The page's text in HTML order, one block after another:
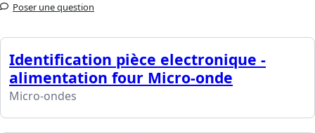
Poser une question
Identification pièce electronique -
alimentation four Micro-onde
Micro-ondes